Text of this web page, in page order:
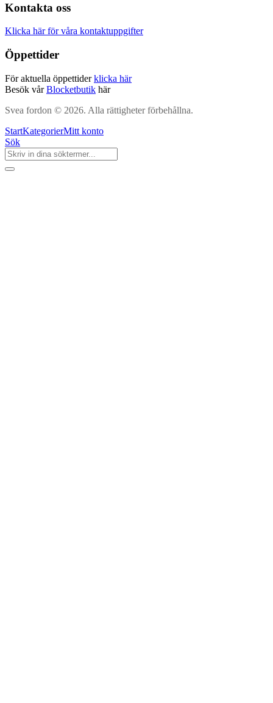
Kontakta oss
Klicka här för våra kontaktuppgifter
Öppettider
För aktuella öppettiderklicka här
Besök vårBlocketbutik här
Svea fordon © 2026. Alla rättigheter förbehållna.
StartKategorierMitt konto
Sök